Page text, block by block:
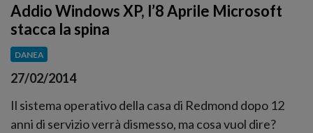
Addio Windows XP, l’8 Aprile Microsoft
stacca la spina
DANEA
27/02/2014
Il sistema operativo della casa di Redmond dopo 12
anni di servizio verrà dismesso, ma cosa vuol dire?